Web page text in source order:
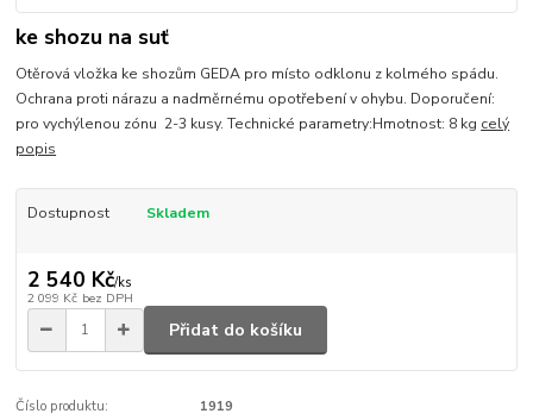
ke shozu na suť
Otěrová vložka ke shozům GEDA pro místo odklonu z kolmého spádu.
Ochrana proti nárazu a nadměrnému opotřebení v ohybu. Doporučení:
pro vychýlenou zónu 2-3 kusy. Technické parametry:Hmotnost: 8 kg celý
popis
Dostupnost Skladem
2 540 Kč/ks
2 099 Kč bez DPH
Přidat do košíku
Číslo produktu: 1919